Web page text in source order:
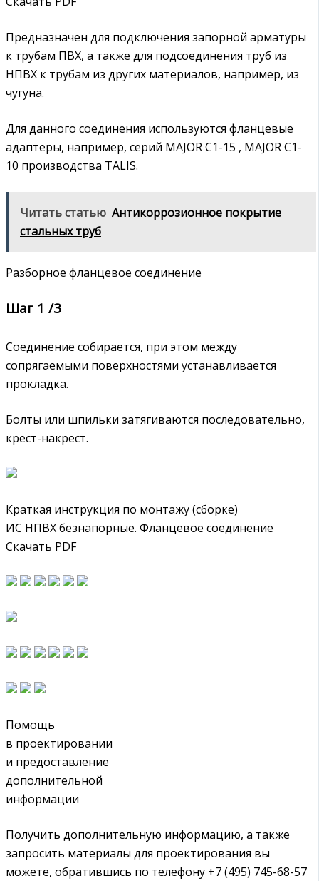
Предназначен для подключения запорной арматуры
к трубам ПВХ, а также для подсоединения труб из
НПВХ к трубам из других материалов, например, из
чугуна.
Для данного соединения используются фланцевые
адаптеры, например, серий MAJOR C1-15 , MAJOR C1-
10 производства TALIS.
Читать статью Антикоррозионное покрытие
стальных труб
Разборное фланцевое соединение
Шаг 1 /3
Соединение собирается, при этом между
сопрягаемыми поверхностями устанавливается
прокладка.
Болты или шпильки затягиваются последовательно,
крест-накрест.
Краткая инструкция по монтажу (сборке)
ИС НПВХ безнапорные. Фланцевое соединение
Скачать PDF
Помощь
в проектировании
и предоставление
дополнительной
информации
Получить дополнительную информацию, а также
запросить материалы для проектирования вы
можете, обратившись по телефону +7 (495) 745-68-57